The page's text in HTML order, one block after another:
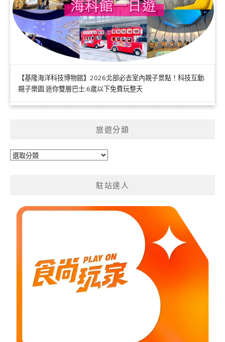
【基隆海洋科技博物館】2026北部必去室內親子景點！科技互動.
親子樂園.迷你雙層巴士.6歲以下免費玩整天
旅遊分類
旅
駐站達人